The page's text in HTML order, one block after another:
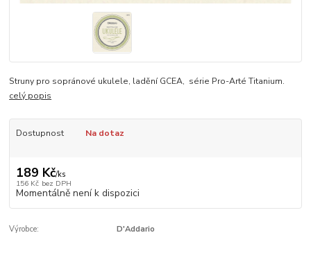
Struny pro sopránové ukulele, ladění GCEA, série Pro-Arté Titanium.
celý popis
Dostupnost Na dotaz
189 Kč/ks
156 Kč bez DPH
Momentálně není k dispozici
Výrobce: D'Addario